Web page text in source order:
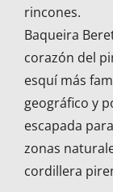
rincones.
Baqueira
corazón del
esquí más
geográfico y
escapada
zonas
cordillera